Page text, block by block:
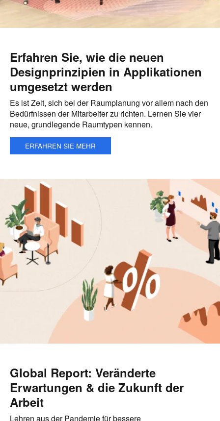
Erfahren Sie, wie die neuen
Designprinzipien in Applikationen
umgesetzt werden
Es ist Zeit, sich bei der Raumplanung vor allem nach den
Bedürfnissen der Mitarbeiter zu richten. Lernen Sie vier
neue, grundlegende Raumtypen kennen.
ERFAHREN SIE MEHR
Global Report: Veränderte
Erwartungen & die Zukunft der
Arbeit
Lehren aus der Pandemie für bessere